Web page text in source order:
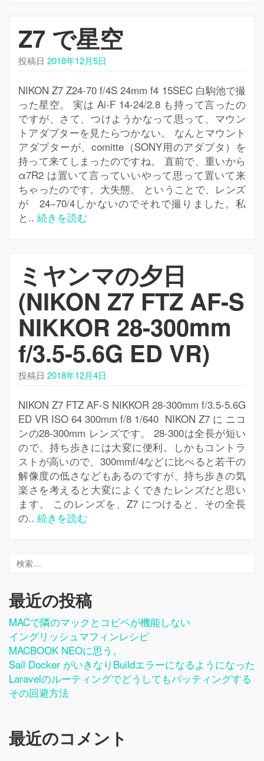
Z7 で星空
投稿日 2018年12月5日
NIKON Z7 Z24-70 f/4S 24mm f4 15SEC 白駒池で撮
った星空。 実は Ai-F 14-24/2.8 も持って言ったの
ですが、さて、つけようかなって思って、マウン
トアダプターを見たらつかない。 なんとマウント
アダプターが、comitte（SONY用のアダプタ）を
持って来てしまったのですね。 直前で、重いから
α7R2 は置いて言っていいやって思って置いて来
ちゃったのです。大失態。 ということで、レンズ
が 24−70/4しかないのでそれで撮りました。私
と.. 続きを読む
ミヤンマの夕日
(NIKON Z7 FTZ AF-S
NIKKOR 28-300mm
f/3.5-5.6G ED VR)
投稿日 2018年12月4日
NIKON Z7 FTZ AF-S NIKKOR 28-300mm f/3.5-5.6G
ED VR ISO 64 300mm f/8 1/640 NIKON Z7 に ニコ
ンの28-300mm レンズです。 28-300は全長が短い
ので、持ち歩きには大変に便利。しかもコントラ
ストが高いので、300mmf/4などに比べると若干の
解像度の低さなどもあるのですが、持ち歩きの気
楽さを考えると大変によくできたレンズだと思い
ます。 このレンズを、Z7 につけると、その全長
の.. 続きを読む
最近の投稿
MACで隣のマックとコピペが機能しない
イングリッシュマフィンレシピ
MACBOOK NEOに思う。
Sail Docker がいきなりbuildエラーになるようになった
Laravelのルーティングでどうしてもバッティングする
その回避方法
最近のコメント